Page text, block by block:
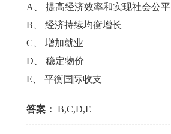
A
、提高经济效率和实现社会公平
B 、经济持续均衡增长
C 、增加就业
D 、稳定物价
E 、平衡国际收支
答案： B,C,D,E